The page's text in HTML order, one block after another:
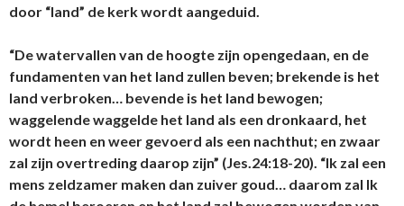
door “land” de kerk wordt aangeduid.
“De watervallen van de hoogte zijn opengedaan, en de
fundamenten van het land zullen beven; brekende is het
land verbroken… bevende is het land bewogen;
waggelende waggelde het land als een dronkaard, het
wordt heen en weer gevoerd als een nachthut; en zwaar
zal zijn overtreding daarop zijn” (Jes.24:18-20). “Ik zal een
mens zeldzamer maken dan zuiver goud… daarom zal Ik